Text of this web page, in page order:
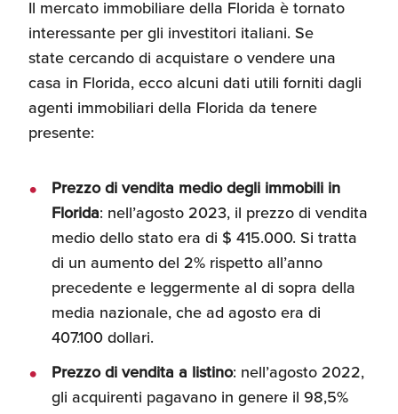
Media
Macchinari Industriali
Branding e
Comunicazione
Apertura Ristoranti
negli Stati Uniti
Ricerche di Mercato
Assicurazioni, Permessi
Il mercato immobiliare della Florida è tornato
interessante per gli investitori italiani. Se
state cercando di acquistare o vendere una
casa in Florida, ecco alcuni dati utili forniti dagli
agenti immobiliari della Florida da tenere
presente:
Prezzo di vendita medio degli immobili in
Florida: nell’agosto 2023, il prezzo di vendita
medio dello stato era di $ 415.000. Si tratta
di un aumento del 2% rispetto all’anno
precedente e leggermente al di sopra della
media nazionale, che ad agosto era di
407.100 dollari.
Prezzo di vendita a listino: nell’agosto 2022,
gli acquirenti pagavano in genere il 98,5%